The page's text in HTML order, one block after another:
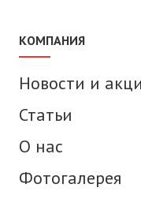
КОМПАНИЯ
Новости и
Статьи
О нас
Фотогалерея